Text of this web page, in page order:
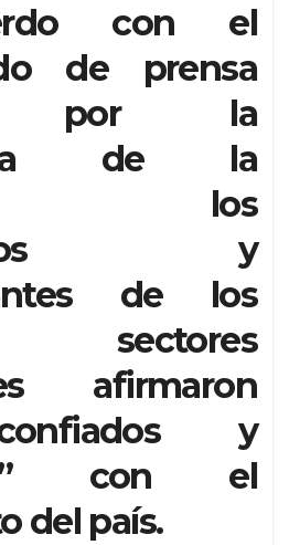
con el
de prensa
por la
de la
los
y
de los
sectores
afirmaron
y
con el
del país.